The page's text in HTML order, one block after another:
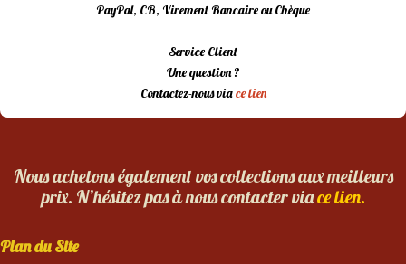
PayPal, CB, Virement Bancaire ou Chèque
Service Client
Une question ?
Contactez-nous viace lien
Nous achetons également vos collections aux meilleurs
prix. N’hésitez pas à nous contacter viace lien.
Plan du Site